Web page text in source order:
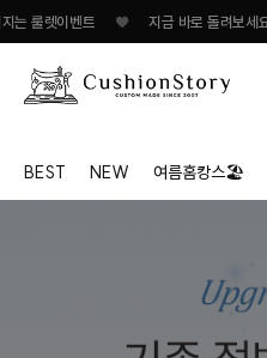
이벤트 ♥ 지금 바로 돌려보세요! ♥
BEST NEW 여름홈캉스🏖